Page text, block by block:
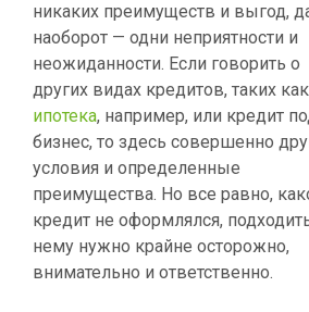
никаких преимуществ и выгод,
наоборот — одни неприятности и
неожиданности. Если говорить о
других видах кредитов, таких как
ипотека, например, или кредит
бизнес, то здесь совершенно
условия и определенные
преимущества. Но все равно,
кредит не оформлялся,
нему нужно крайне осторожно,
внимательно и ответственно.